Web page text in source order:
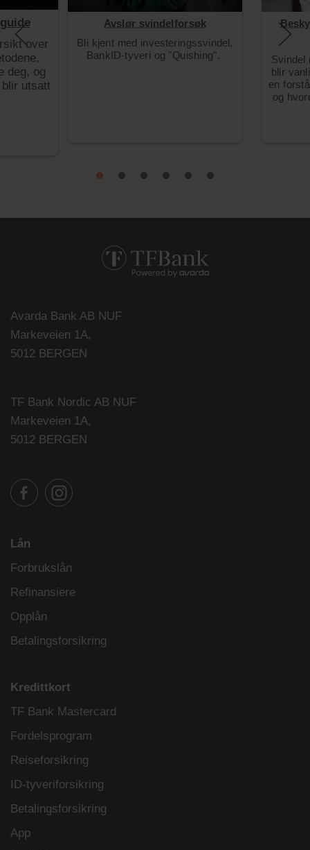
over
deg, og
utsatt
Avslør svindelforsøk
Bli kjent med investeringssvindel,
BankID-tyveri og "Quishing".
Svindel
blir
en
og
Avarda Bank AB NUF
Markeveien 1A,
5012 BERGEN
TF Bank Nordic AB NUF
Markeveien 1A,
5012 BERGEN
Lån
Forbrukslån
Refinansiere
Opplån
Betalingsforsikring
Kredittkort
TF Bank Mastercard
Fordelsprogram
Reiseforsikring
ID-tyveriforsikring
Betalingsforsikring
App